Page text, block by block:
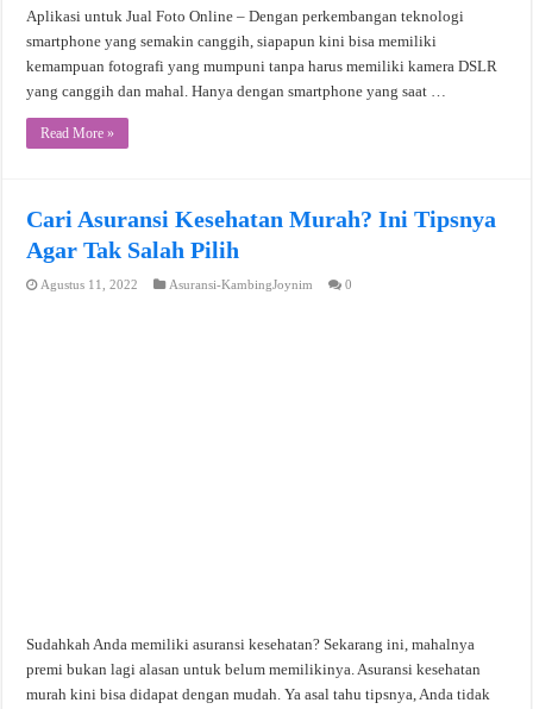
Aplikasi untuk Jual Foto Online – Dengan perkembangan teknologi
smartphone yang semakin canggih, siapapun kini bisa memiliki
kemampuan fotografi yang mumpuni tanpa harus memiliki kamera DSLR
yang canggih dan mahal. Hanya dengan smartphone yang saat …
Read More »
Cari Asuransi Kesehatan Murah? Ini Tipsnya
Agar Tak Salah Pilih
Agustus 11, 2022 Asuransi-KambingJoynim 0
Sudahkah Anda memiliki asuransi kesehatan? Sekarang ini, mahalnya
premi bukan lagi alasan untuk belum memilikinya. Asuransi kesehatan
murah kini bisa didapat dengan mudah. Ya asal tahu tipsnya, Anda tidak